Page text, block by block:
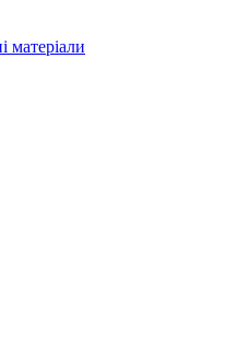
матеріали